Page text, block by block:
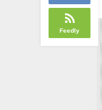
Feedly